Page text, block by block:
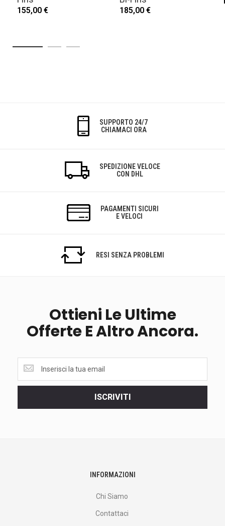
155,00 € 185,00 €
SUPPORTO 24/7
CHIAMACI ORA
SPEDIZIONE VELOCE
CON DHL
PAGAMENTI SICURI
E VELOCI
RESI SENZA PROBLEMI
Ottieni Le Ultime
Offerte E Altro Ancora.
ultime
ISCRIVITI
INFORMAZIONI
Chi Siamo
Contattaci